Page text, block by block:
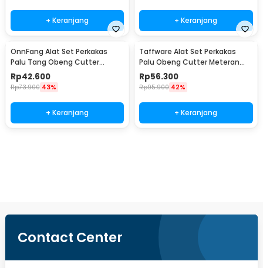
+ Keranjang + Keranjang
OnnFang Alat Set Perkakas
Palu Tang Obeng Cutter
Meteran 8in1 - YL-8009A
Rp42.600
Rp73.900 43%
+ Keranjang
Taffware Alat Set Perkakas
Palu Obeng Cutter Meteran
8in1
Rp56.300
Rp95.900 42%
+ Keranjang
Contact Center